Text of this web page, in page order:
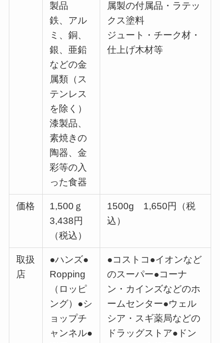
製品
鉄、アル
ミ、銅、
銀、亜鉛
などの金
属類（ス
テンレス
を除く）
漆製品、
素焼きの
陶器、金
彩等の入
った食器
属製の付属品・ラテッ
クス塗料
ジュート・チーク材・
仕上げ木材等
価格
1,500ｇ
3,438円
（税込）
1500g 1,650円（税
込）
取扱
店
●ハンズ●
Ropping
（ロッピ
ング）●シ
ョップチ
ャンネル●
●コストコ●イオンなど
のスーパー●コーナ
ン・カインズなどのホ
ームセンター●ウェル
シア・スギ薬局などの
ドラッグストア●ドン